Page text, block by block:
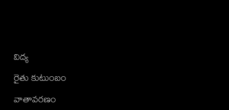
విద్య
రైతు కుటుంబం
వాతావరణం